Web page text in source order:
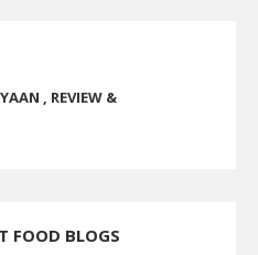
, REVIEW &
FOOD BLOGS